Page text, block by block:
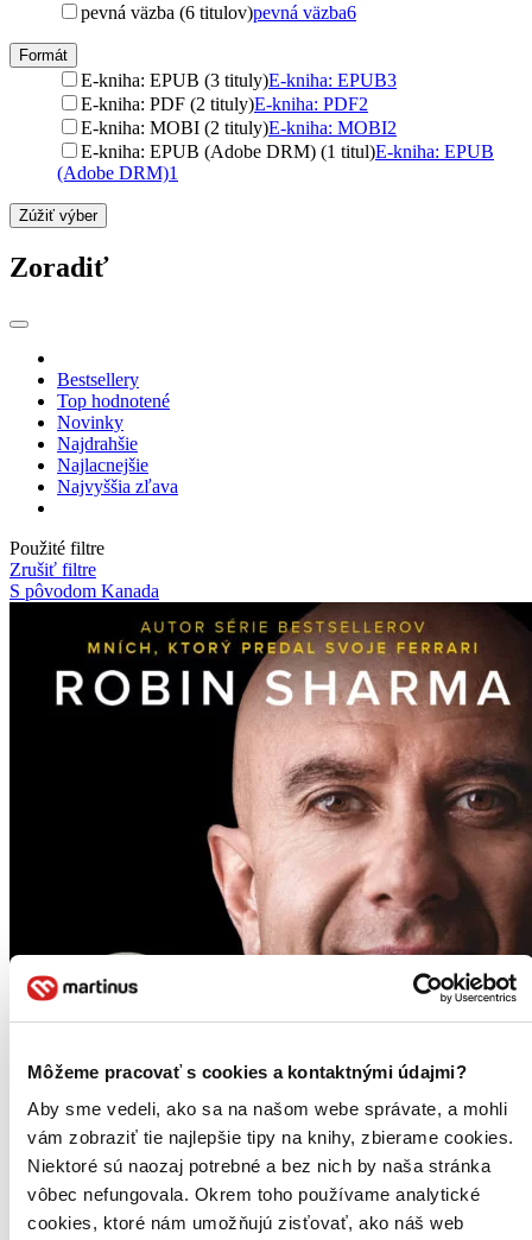
Môžeme pracovať s cookies a kontaktnými údajmi?
Aby sme vedeli, ako sa na našom webe správate, a mohli
vám zobraziť tie najlepšie tipy na knihy, zbierame cookies.
Niektoré sú naozaj potrebné a bez nich by naša stránka
vôbec nefungovala. Okrem toho používame analytické
cookies, ktoré nám umožňujú zisťovať, ako náš web
pevná väzba (6 titulov)pevná väzba6
Formát
E-kniha: EPUB (3 tituly)E-kniha: EPUB3
E-kniha: PDF (2 tituly)E-kniha: PDF2
E-kniha: MOBI (2 tituly)E-kniha: MOBI2
E-kniha: EPUB (Adobe DRM) (1 titul)E-kniha: EPUB
(Adobe DRM)1
Zúžiť výber
Zoradiť
Bestsellery
Top hodnotené
Novinky
Najdrahšie
Najlacnejšie
Najvyššia zľava
Použité filtre
Zrušiť filtre
S pôvodom Kanada